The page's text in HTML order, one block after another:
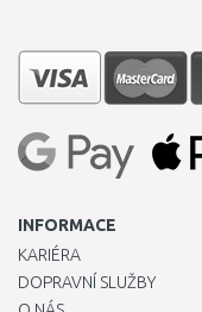
INFORMACE
KARIÉRA
DOPRAVNÍ SLUŽBY